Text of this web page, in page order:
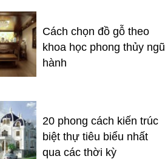
Cách chọn đồ gỗ theo
khoa học phong thủy ngũ
hành
20 phong cách kiến trúc
biệt thự tiêu biểu nhất
qua các thời kỳ